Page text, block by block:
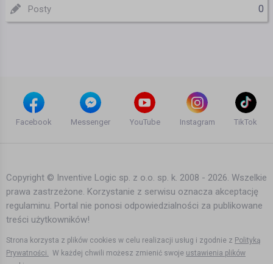
Posty 0
Facebook Messenger YouTube Instagram TikTok
Copyright © Inventive Logic sp. z o.o. sp. k. 2008 - 2026. Wszelkie
prawa zastrzeżone. Korzystanie z serwisu oznacza akceptację
regulaminu. Portal nie ponosi odpowiedzialności za publikowane
treści użytkowników!
Strona korzysta z plików cookies w celu realizacji usług i zgodnie z Polityką
Prywatności. W każdej chwili możesz zmienić swoje ustawienia plików